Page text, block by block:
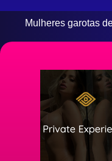
Mulheres garotas